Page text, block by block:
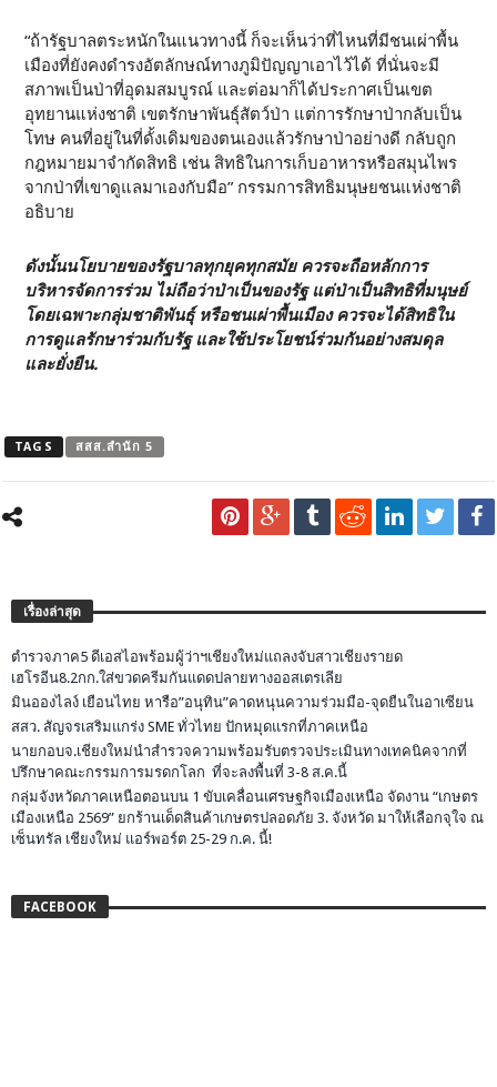
“ถ้ารัฐบาลตระหนักในแนวทางนี้ ก็จะเห็นว่าที่ไหนที่มีชนเผ่าพื้น
เมืองที่ยังคงดำรงอัตลักษณ์ทางภูมิปัญญาเอาไว้ได้ ที่นั่นจะมี
สภาพเป็นป่าที่อุดมสมบูรณ์ และต่อมาก็ได้ประกาศเป็นเขต
อุทยานแห่งชาติ เขตรักษาพันธุ์สัตว์ป่า แต่การรักษาป่ากลับเป็น
โทษ คนที่อยู่ในที่ดั้งเดิมของตนเองแล้วรักษาป่าอย่างดี กลับถูก
กฎหมายมาจำกัดสิทธิ เช่น สิทธิในการเก็บอาหารหรือสมุนไพร
จากป่าที่เขาดูแลมาเองกับมือ” กรรมการสิทธิมนุษยชนแห่งชาติ
อธิบาย
ดังนั้นนโยบายของรัฐบาลทุกยุคทุกสมัย ควรจะถือหลักการ
บริหารจัดการร่วม ไม่ถือว่าป่าเป็นของรัฐ แต่ป่าเป็นสิทธิที่มนุษย์
โดยเฉพาะกลุ่มชาติพันธุ์ หรือชนเผ่าพื้นเมือง ควรจะได้สิทธิใน
การดูแลรักษาร่วมกับรัฐ และใช้ประโยชน์ร่วมกันอย่างสมดุล
และยั่งยืน.
TAGS สสส.สำนัก 5
เรื่องล่าสุด
ตำรวจภาค5 ดีเอสไอพร้อมผู้ว่าฯเชียงใหม่แถลงจับสาวเชียงรายด
เฮโรอีน8.2กก.ใส่ขวดครีมกันแดดปลายทางออสเตรเลีย
มินอองไลง์ เยือนไทย หารือ”อนุทิน”คาดหนุนความร่วมมือ-จุดยืนในอาเซียน
สสว. สัญจรเสริมแกร่ง SME ทั่วไทย ปักหมุดแรกที่ภาคเหนือ
นายกอบจ.เชียงใหม่นำสำรวจความพร้อมรับตรวจประเมินทางเทคนิคจากที่
ปรึกษาคณะกรรมการมรดกโลก ที่จะลงพื้นที่ 3-8 ส.ค.นี้
กลุ่มจังหวัดภาคเหนือตอนบน 1 ขับเคลื่อนเศรษฐกิจเมืองเหนือ จัดงาน “เกษตร
เมืองเหนือ 2569” ยกร้านเด็ดสินค้าเกษตรปลอดภัย 3. จังหวัด มาให้เลือกจุใจ ณ
เซ็นทรัล เชียงใหม่ แอร์พอร์ต 25-29 ก.ค. นี้!
FACEBOOK